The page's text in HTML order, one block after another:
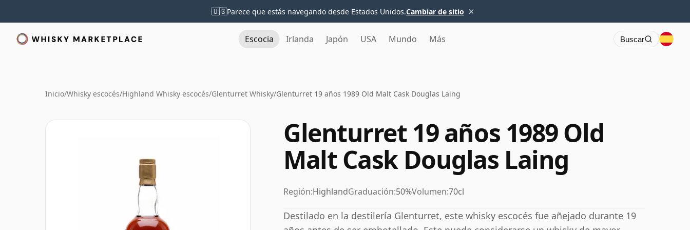
🇺🇸Parece que estás navegando desde Estados Unidos.Cambiar de sitio ×
Escocia Irlanda Japón USA Mundo Más Buscar
Inicio/Whisky escocés/Highland Whisky escocés/Glenturret Whisky/Glenturret 19 años 1989 Old Malt Cask Douglas Laing
Glenturret 19 años 1989 Old
Malt Cask Douglas Laing
Región:HighlandGraduación:50%Volumen:70cl
Destilado en la destilería Glenturret, este whisky escocés fue añejado durante 19